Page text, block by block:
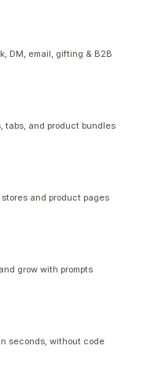
DM, email, gifting & B2B
tabs, and product bundles
and product pages
grow with prompts
seconds, without code